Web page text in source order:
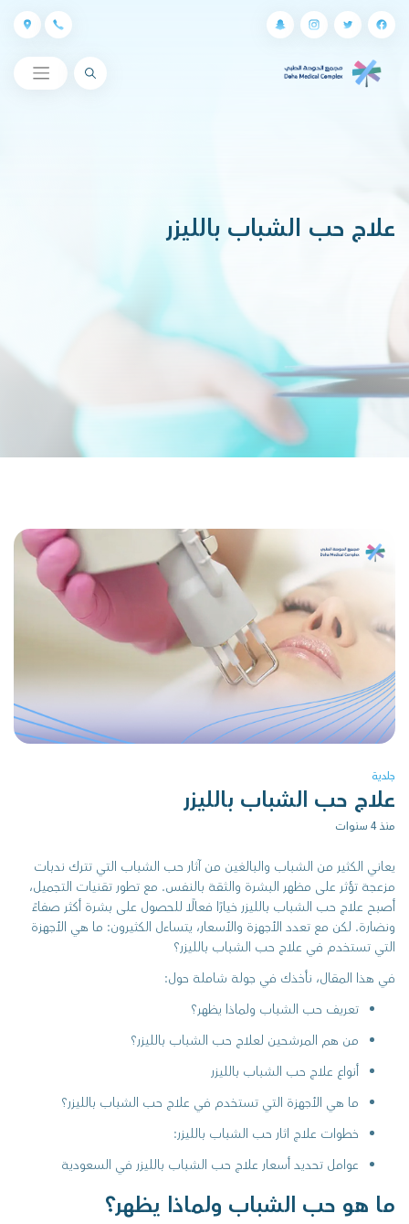
البحث
علاج حب الشباب بالليزر
جلدية
علاج حب الشباب بالليزر
منذ 4 سنوات
يعاني الكثير من الشباب والبالغين من آثار حب الشباب التي تترك ندبات
مزعجة تؤثر على مظهر البشرة والثقة بالنفس. مع تطور تقنيات التجميل،
أصبح علاج حب الشباب بالليزر خيارًا فعالًا للحصول على بشرة أكثر صفاءً
ونضارة. لكن مع تعدد الأجهزة والأسعار، يتساءل الكثيرون: ما هي الأجهزة
التي تستخدم في علاج حب الشباب بالليزر؟
في هذا المقال، نأخذك في جولة شاملة حول:
تعريف حب الشباب ولماذا يظهر؟
من هم المرشحين لعلاج حب الشباب بالليزر؟
أنواع علاج حب الشباب بالليزر
ما هي الأجهزة التي تستخدم في علاج حب الشباب بالليزر؟
خطوات علاج اثار حب الشباب بالليزر:
عوامل تحديد أسعار علاج حب الشباب بالليزر في السعودية
ما هو حب الشباب ولماذا يظهر؟